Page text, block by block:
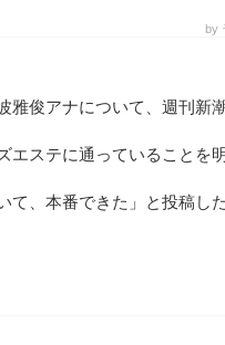
by
雅俊アナについて、週刊新
エステに通っていることを
て、本番できた」と投稿し